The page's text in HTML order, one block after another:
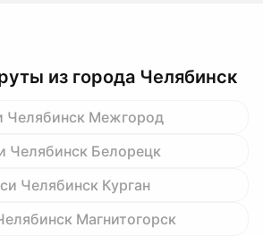
из города Челябинск
Челябинск Межгород
Челябинск Белорецк
Челябинск Курган
Магнитогорск